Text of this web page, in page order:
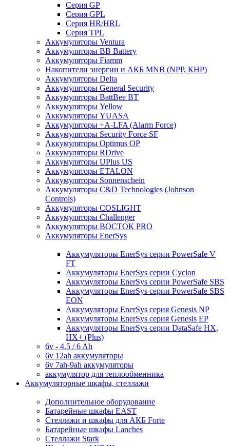
Cерия GP
Серия GPL
Серия HR/HRL
Серия TPL
Аккумуляторы Ventura
Аккумуляторы BB Battery
Аккумуляторы Fiamm
Накопители энергии и АКБ MNB (NPP, КНР)
Аккумуляторы Delta
Аккумуляторы General Security
Аккумуляторы BattBee BT
Аккумуляторы Yellow
Аккумуляторы YUASA
Аккумуляторы +A-LFA (Alarm Force)
Аккумуляторы Security Force SF
Аккумуляторы Optimus OP
Аккумуляторы RDrive
Аккумуляторы UPlus US
Аккумуляторы ETALON
Аккумуляторы Sonnenschein
Аккумуляторы С&D Technologies (Johnson
Controls)
Аккумуляторы COSLIGHT
Аккумуляторы Challenger
Аккумуляторы ВОСТОК PRO
Аккумуляторы EnerSys
Аккумуляторы EnerSys серии PowerSafe V
FT
Аккумуляторы EnerSys серии Cyclon
Аккумуляторы EnerSys серии PowerSafe SBS
Аккумуляторы EnerSys серии PowerSafe SBS
EON
Аккумуляторы EnerSys серия Genesis NP
Аккумуляторы EnerSys серия Genesis EP
Аккумуляторы EnerSys серии DataSafe HX,
HX+ (Plus)
6v - 4.5 / 6 Ah
6v 12ah аккумуляторы
6v 7ah-9ah аккумуляторы
аккумулятор для теплообменника
Аккумуляторные шкафы, стеллажи
Дополнительное оборудование
Батарейные шкафы EAST
Стеллажи и шкафы для АКБ Forte
Батарейные шкафы Lanches
Стеллажи Stark